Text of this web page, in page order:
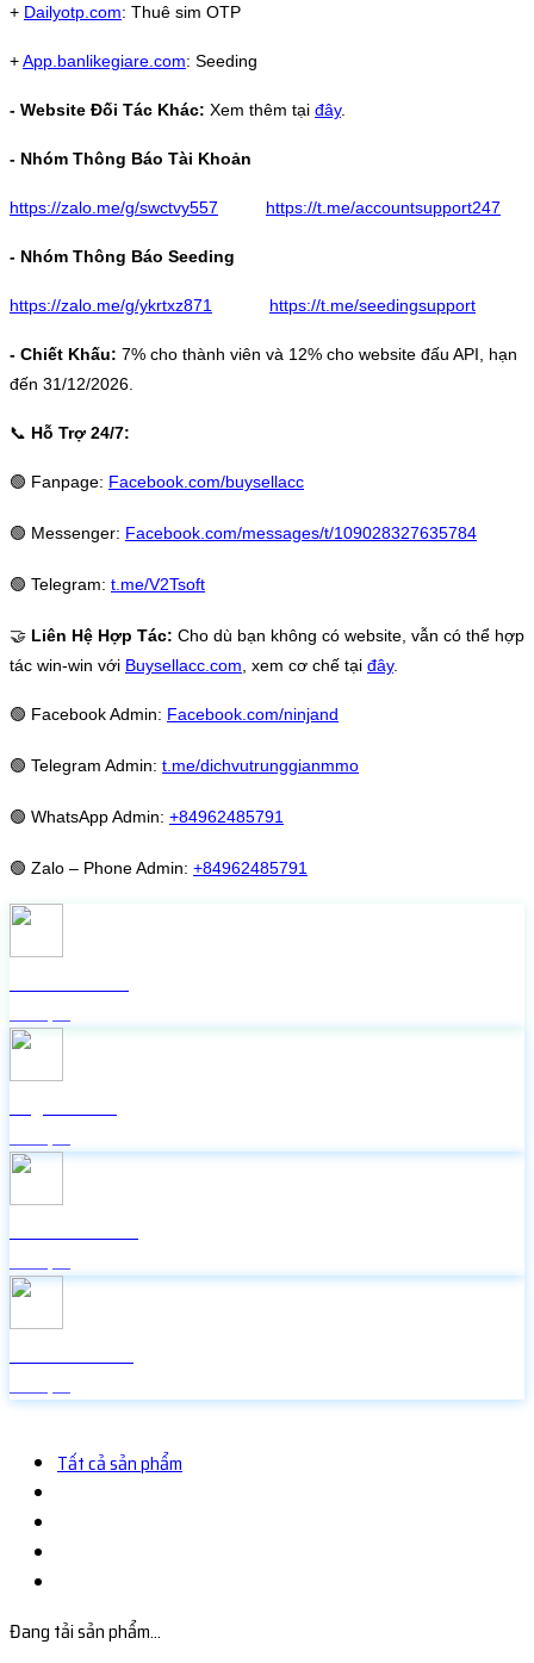
+ Dailyotp.com: Thuê sim OTP
+App.banlikegiare.com: Seeding
- Website Đối Tác Khác: Xem thêm tại đây.
- Nhóm Thông Báo Tài Khoản
https://zalo.me/g/swctvy557 https://t.me/accountsupport247
- Nhóm Thông Báo Seeding
https://zalo.me/g/ykrtxz871 https://t.me/seedingsupport
- Chiết Khấu: 7% cho thành viên và 12% cho website đấu API, hạn
đến 31/12/2026.
📞 Hỗ Trợ 24/7:
🟢 Fanpage: Facebook.com/buysellacc
🟢 Messenger: Facebook.com/messages/t/109028327635784
🟢 Telegram: t.me/V2Tsoft
🤝 Liên Hệ Hợp Tác: Cho dù bạn không có website, vẫn có thể hợp
tác win-win với Buysellacc.com , xem cơ chế tại đây.
🟢 Facebook Admin: Facebook.com/ninjand
🟢 Telegram Admin: t.me/dichvutrunggianmmo
🟢 WhatsApp Admin: +84962485791
🟢 Zalo – Phone Admin: +84962485791
Check live FB
Miễn phí
Lấy mã 2FA
Miễn phí
Icon Facebook
Miễn phí
Random Face
Miễn phí
Tất cả sản phẩm
Đang tải sản phẩm...